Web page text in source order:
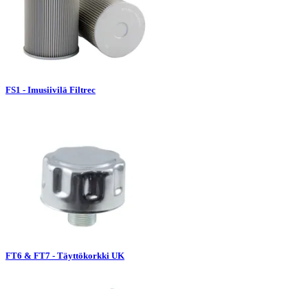
FS1 - Imusiivilä Filtrec
FT6 & FT7 - Täyttökorkki UK